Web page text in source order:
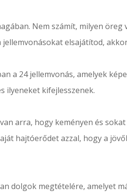
Nem számít, milyen
elsajátítod,
a 24 jellemvonás, amelyek
ilyeneket kifejlesszenek.
arra, hogy keményen és
hajtóerődet azzal, hogy a
dolgok megtételére, amelyet